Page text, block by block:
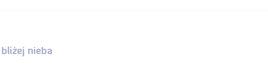
nieba